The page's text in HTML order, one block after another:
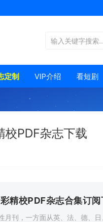
定制 VIP介绍 看短剧
PDF杂志下载
精校PDF杂志合集订阅
月刊，一方面从英、法、德、